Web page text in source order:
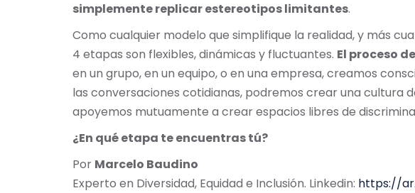
simplemente replicar estereotipos limitantes.
Como cualquier modelo que simplifique la realidad, y más
4 etapas son flexibles, dinámicas y fluctuantes. El proceso
en un grupo, en un equipo, o en una empresa, creamos
las conversaciones cotidianas, podremos crear una cultura
apoyemos mutuamente a crear espacios libres de
¿En qué etapa te encuentras tú?
Por Marcelo Baudino
Experto en Diversidad, Equidad e Inclusión. Linkedin: https://